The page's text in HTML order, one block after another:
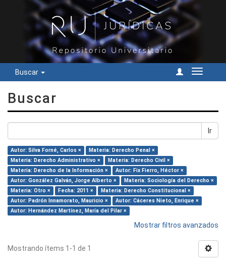
Buscar
Cambiar
Buscar
Ir
Autor: Silva Forné, Carlos ×
Materia: Derecho Penal ×
Materia: Derecho Administrativo ×
Materia: Derecho Civil ×
Materia: Derecho de la Información ×
Autor: Fix Fierro, Héctor ×
Autor: González Galván, Jorge Alberto ×
Materia: Sociología del Derecho ×
Materia: Otro ×
Fecha: 2011 ×
Materia: Derecho Constitucional ×
Autor: Padrón Innamorato, Mauricio ×
Autor: Cáceres Nieto, Enrique ×
Autor: Hernández Martínez, María del Pilar ×
Mostrar filtros avanzados
Mostrando ítems 1-1 de 1